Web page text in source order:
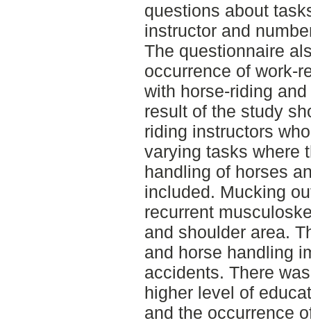
questions about
instructor and
The questionnaire
occurrence of work-
with horse-riding
result of the study
riding instructors
varying tasks where
handling of horses
included. Mucking
recurrent
and shoulder area.
and horse handling
accidents. There
higher level of
and the occurrence